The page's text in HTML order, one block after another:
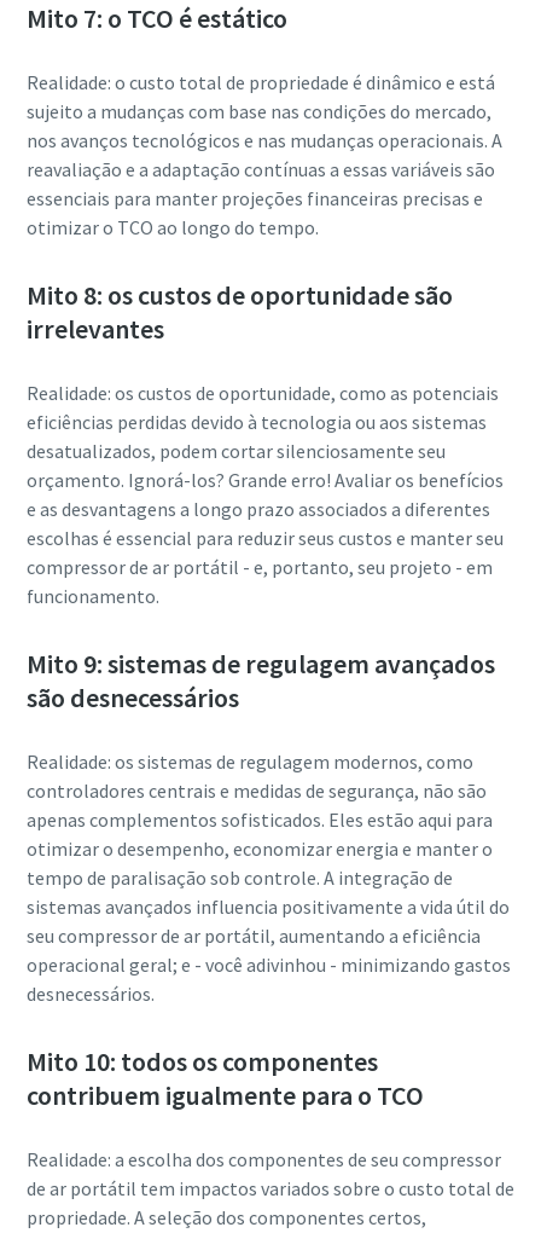
Mito 7: o TCO é estático
Realidade: o custo total de propriedade é dinâmico e está
sujeito a mudanças com base nas condições do mercado,
nos avanços tecnológicos e nas mudanças operacionais. A
reavaliação e a adaptação contínuas a essas variáveis são
essenciais para manter projeções financeiras precisas e
otimizar o TCO ao longo do tempo.
Mito 8: os custos de oportunidade são
irrelevantes
Realidade: os custos de oportunidade, como as potenciais
eficiências perdidas devido à tecnologia ou aos sistemas
desatualizados, podem cortar silenciosamente seu
orçamento. Ignorá-los? Grande erro! Avaliar os benefícios
e as desvantagens a longo prazo associados a diferentes
escolhas é essencial para reduzir seus custos e manter seu
compressor de ar portátil - e, portanto, seu projeto - em
funcionamento.
Mito 9: sistemas de regulagem avançados
são desnecessários
Realidade: os sistemas de regulagem modernos, como
controladores centrais e medidas de segurança, não são
apenas complementos sofisticados. Eles estão aqui para
otimizar o desempenho, economizar energia e manter o
tempo de paralisação sob controle. A integração de
sistemas avançados influencia positivamente a vida útil do
seu compressor de ar portátil, aumentando a eficiência
operacional geral; e - você adivinhou - minimizando gastos
desnecessários.
Mito 10: todos os componentes
contribuem igualmente para o TCO
Realidade: a escolha dos componentes de seu compressor
de ar portátil tem impactos variados sobre o custo total de
propriedade. A seleção dos componentes certos,